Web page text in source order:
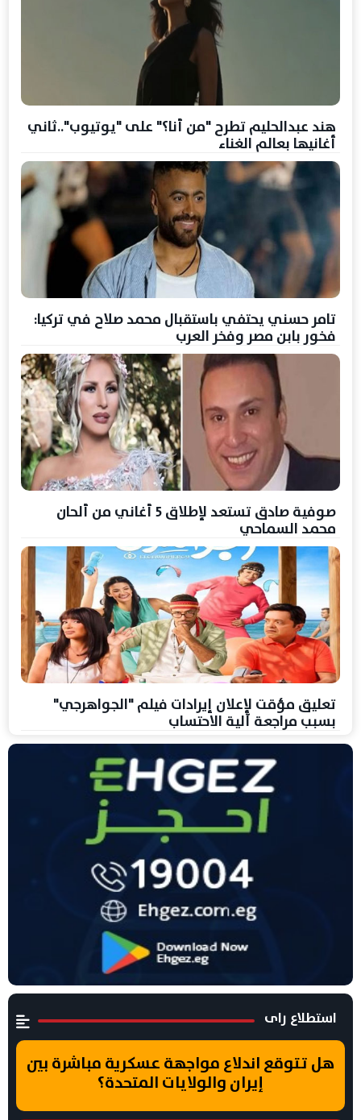
هند عبدالحليم تطرح "من أنا؟" على "يوتيوب"..ثاني
أغانيها بعالم الغناء
تامر حسني يحتفي باستقبال محمد صلاح في تركيا:
فخور بابن مصر وفخر العرب
صوفية صادق تستعد لإطلاق 5 أغاني من ألحان
محمد السماحي
تعليق مؤقت لإعلان إيرادات فيلم "الجواهرجي"
بسبب مراجعة آلية الاحتساب
استطلاع راى
هل تتوقع اندلاع مواجهة عسكرية مباشرة بين
إيران والولايات المتحدة؟